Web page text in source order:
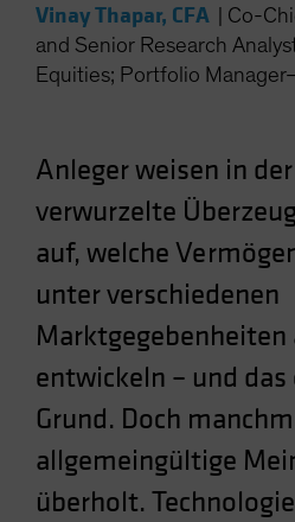
Singapore
South Korea - 대한민국
Switzerland
Taiwan - 台灣
UK
United States (US Citizens)
US (Non-US Citizens/NRC)
Vinay Thapar, CFA
Co-
and Senior Research
Equities; Portfolio
Anleger weisen in
verwurzelte
auf, welche
unter verschiedenen
Marktgegebenheiten
entwickeln – und
Grund. Doch
allgemeingültige
überholt.